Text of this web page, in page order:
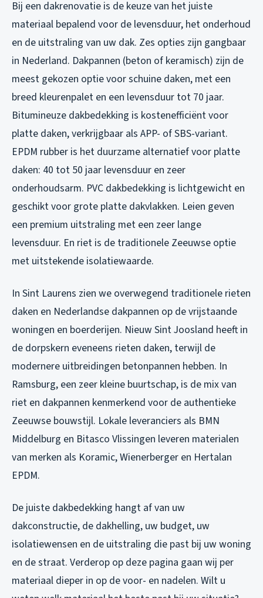
Bij een dakrenovatie is de keuze van het juiste
materiaal bepalend voor de levensduur, het onderhoud
en de uitstraling van uw dak. Zes opties zijn gangbaar
in Nederland. Dakpannen (beton of keramisch) zijn de
meest gekozen optie voor schuine daken, met een
breed kleurenpalet en een levensduur tot 70 jaar.
Bitumineuze dakbedekking is kostenefficiënt voor
platte daken, verkrijgbaar als APP- of SBS-variant.
EPDM rubber is het duurzame alternatief voor platte
daken: 40 tot 50 jaar levensduur en zeer
onderhoudsarm. PVC dakbedekking is lichtgewicht en
geschikt voor grote platte dakvlakken. Leien geven
een premium uitstraling met een zeer lange
levensduur. En riet is de traditionele Zeeuwse optie
met uitstekende isolatiewaarde.
In Sint Laurens zien we overwegend traditionele rieten
daken en Nederlandse dakpannen op de vrijstaande
woningen en boerderijen. Nieuw Sint Joosland heeft in
de dorpskern eveneens rieten daken, terwijl de
modernere uitbreidingen betonpannen hebben. In
Ramsburg, een zeer kleine buurtschap, is de mix van
riet en dakpannen kenmerkend voor de authentieke
Zeeuwse bouwstijl. Lokale leveranciers als BMN
Middelburg en Bitasco Vlissingen leveren materialen
van merken als Koramic, Wienerberger en Hertalan
EPDM.
De juiste dakbedekking hangt af van uw
dakconstructie, de dakhelling, uw budget, uw
isolatiewensen en de uitstraling die past bij uw woning
en de straat. Verderop op deze pagina gaan wij per
materiaal dieper in op de voor- en nadelen. Wilt u